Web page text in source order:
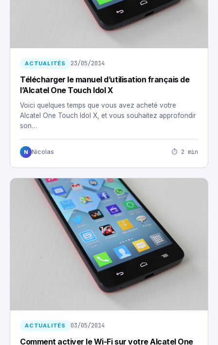
ACTUALITÉS 23/05/2014
Télécharger le manuel d’utilisation français de
l’Alcatel One Touch Idol X
Voici quelques temps que vous avez acheté votre
Alcatel One Touch Idol X, et vous souhaitez approfondir
son…
N Nicolas ⏱ 2 min
ACTUALITÉS 03/05/2014
Comment activer le Wi-Fi sur votre Alcatel One